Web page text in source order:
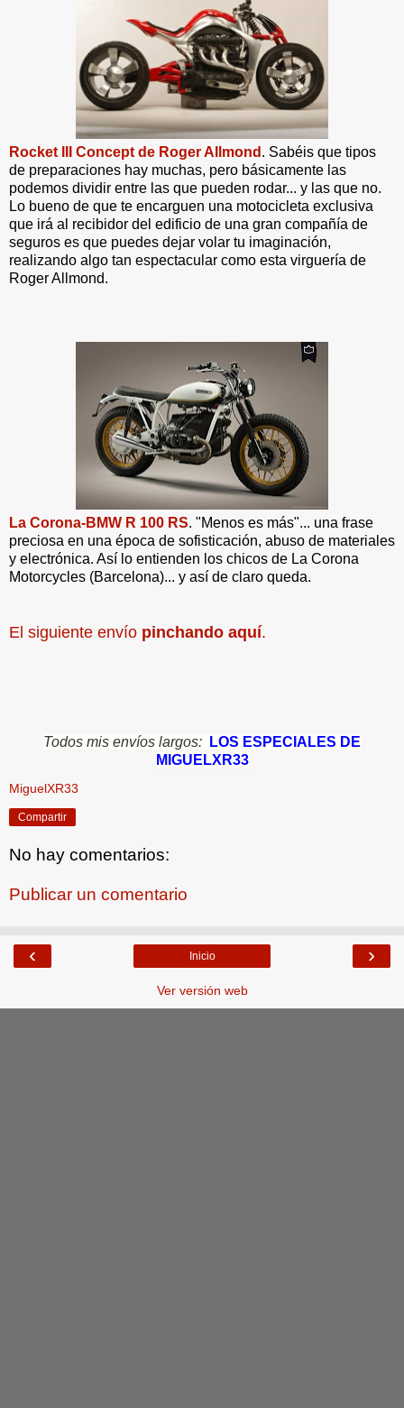
Rocket III Concept de Roger Allmond . Sabéis que tipos
de preparaciones hay muchas, pero básicamente las
podemos dividir entre las que pueden rodar... y las que no.
Lo bueno de que te encarguen una motocicleta exclusiva
que irá al recibidor del edificio de una gran compañía de
seguros es que puedes dejar volar tu imaginación,
realizando algo tan espectacular como esta virguería de
Roger Allmond.
La Corona-BMW R 100 RS. "Menos es más"... una frase
preciosa en una época de sofisticación, abuso de materiales
y electrónica. Así lo entienden los chicos de La Corona
Motorcycles (Barcelona)... y así de claro queda.
El siguiente envío pinchando aquí.
Todos mis envíos largos:
LOS ESPECIALES DE
MIGUELXR33
MiguelXR33
Compartir
No hay comentarios:
Publicar un comentario
‹ ›
Inicio
Ver versión web